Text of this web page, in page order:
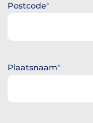
Postcode
Plaatsnaam